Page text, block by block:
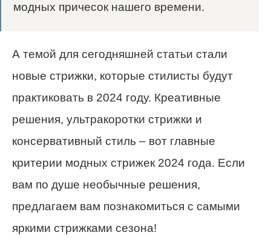
модных причесок нашего времени.
А темой для сегодняшней статьи стали
новые стрижки, которые стилисты будут
практиковать в 2024 году. Креативные
решения, ультракоротки стрижки и
консервативный стиль – вот главные
критерии модных стрижек 2024 года. Если
вам по душе необычные решения,
предлагаем вам познакомиться с самыми
яркими стрижками сезона!